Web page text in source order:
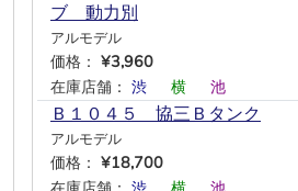
ブ 動力別
アルモデル
価格： ¥3,960
在庫店舗： 渋 横 池
Ｂ１０４５ 協三Ｂタンク
アルモデル
価格： ¥18,700